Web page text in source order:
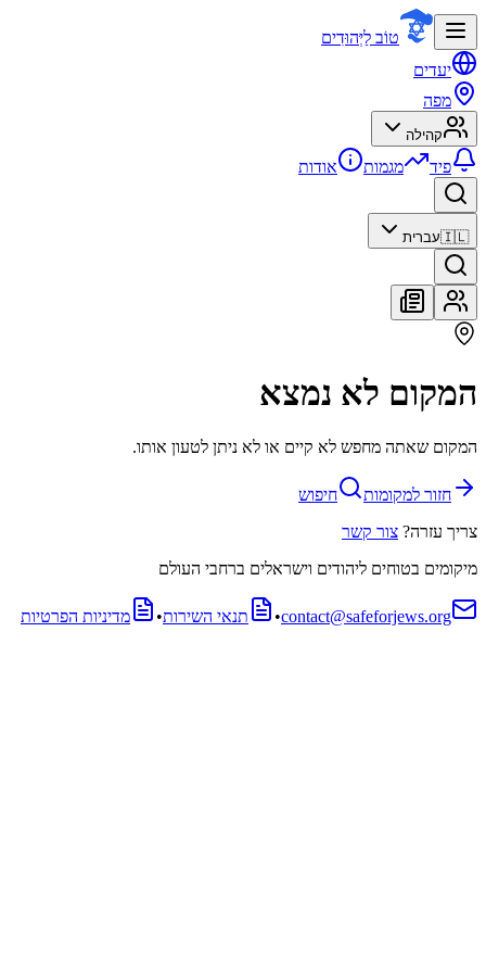
טוֹב לַיְּהוּדִים
יעדים
מפה
קהילה
פיד מגמות אודות
🇮🇱עברית
המקום לא נמצא
המקום שאתה מחפש לא קיים או לא ניתן לטעון אותו.
חזור למקומות
חיפוש
צריך עזרה? צור קשר
מיקומים בטוחים ליהודים וישראלים ברחבי העולם
contact@safeforjews.org
• תנאי השירות• מדיניות הפרטיות